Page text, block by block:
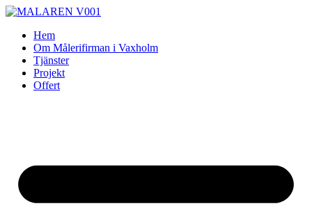
Skip
contentHem
Om Målerifirman i Vaxholm
Tjänster
Projekt
Offert